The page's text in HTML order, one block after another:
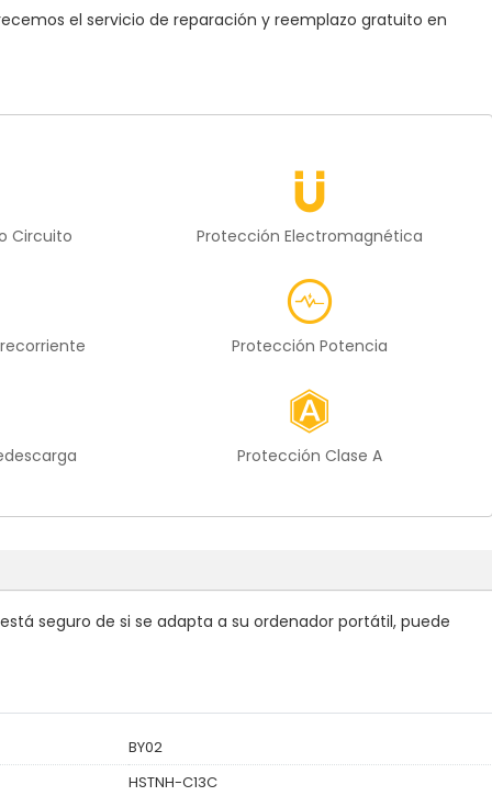
el servicio de reparación y reemplazo gratuito en
Circuito Protección Electromagnética
Protección Potencia
Protección Clase A
seguro de si se adapta a su ordenador portátil, puede
BY02
HSTNH-C13C